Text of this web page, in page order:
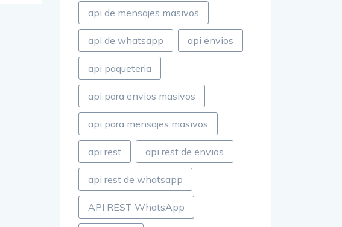
api de mensajes masivos
api de whatsapp api envios
api paqueteria
api para envios masivos
api para mensajes masivos
api rest api rest de envios
api rest de whatsapp
API REST WhatsApp